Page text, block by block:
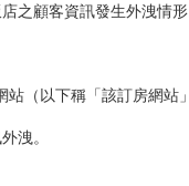
之顧客資訊發生外洩情形
（以下稱「該訂房網
洩。